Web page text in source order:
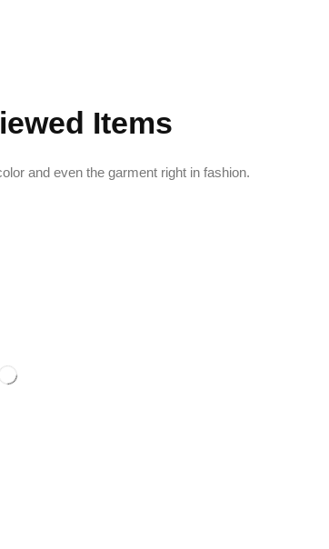
Items
and even the garment right in fashion.